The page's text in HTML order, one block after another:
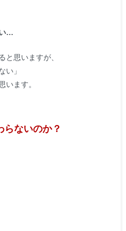
…
と思いますが、
い」
います。
らないのか？